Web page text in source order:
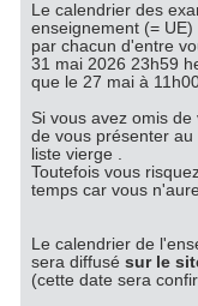
Le calendrier des
enseignement (=
par chacun d'entre
31 mai 2026 23h59
que le 27 mai à
Si vous avez omis
de vous présenter
liste vierge .
Toutefois vous
temps car vous
Le calendrier de
sera diffusésur le
(cette date sera